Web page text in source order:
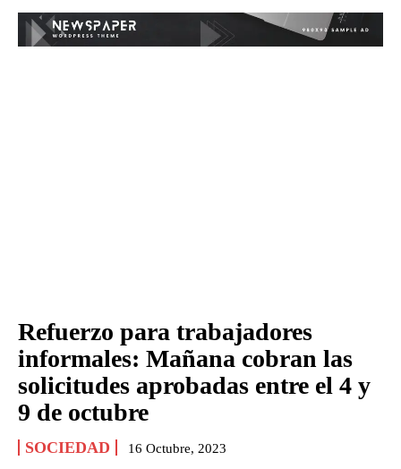
Refuerzo para trabajadores
informales: Mañana cobran las
solicitudes aprobadas entre el 4 y
9 de octubre
SOCIEDAD 16 Octubre, 2023